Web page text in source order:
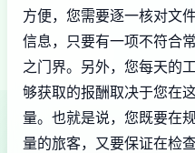
方便，您需要逐一核对文
信息，只要有一项不符合
之门界。另外，您每天的
够获取的报酬取决于您在
量。也就是说，您既要在
量的旅客，又要保证在检